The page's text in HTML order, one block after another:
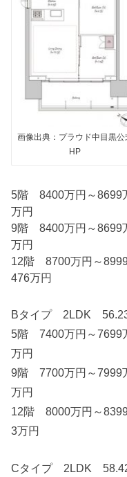
画像出典：プラウド中目黒公
HP
5階 8400万円～8699
万円
9階 8400万円～8699
万円
12階 8700万円～
476万円
Bタイプ 2LDK
5階 7400万円～7699
万円
9階 7700万円～7999
万円
12階 8000万円～
3万円
Cタイプ 2LDK